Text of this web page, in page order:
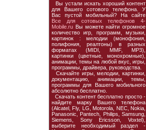
Вы устали искать хороший контент
для Вашего сотового телефона. У
Вас пустой мобильный? На сайте
Все для сотовых телефонов 4-
Mobile.ru Вы можете найти огромное
количество игр, программ, музыки,
картинок : мелодии (монофония,
полифония, реалтоны) в разных
форматах (MIDI, MMF, MP3),
картинки (цветные, монохромные),
анимации, темы на любой вкус, игры,
программы, драйвера, руководства.
Скачайте игры, мелодии, картинки,
документацию, анимации, темы,
программы для Вашего мобильного
абсолютно бесплатно.
Скачать контент бесплатно просто -
найдите марку Вашего телефона
(Alcatel, Fly, LG, Motorola, NEC, Nokia,
Panasonic, Pantech, Philips, Samsung,
Siemens, Sony Ericsson, Voxtel),
выберите необходимый раздел -